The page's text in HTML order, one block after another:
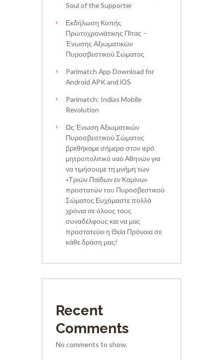
Soul of the Supporter
Εκδήλωση Κοπής
Πρωτοχρονιάτικης Πίτας –
Ένωσης Αξιωματικών
Πυροσβεστικού Σώματος
Parimatch App Download for
Android APK and iOS
Parimatch: Indias Mobile
Revolution
Ως Ένωση Αξιωματικών
Πυροσβεστικού Σώματος
βρεθήκαμε σήμερα στον ιερό
μητροπολιτικό ναό Αθηνών για
να τιμήσουμε τη μνήμη των
«Τριών Παίδων εν Καμίνω»
προστατών του Πυροσβεστικού
Σώματος Ευχόμαστε πολλά
χρόνια σε όλους τους
συναδέλφους και να μας
προστατεύει η Θεία Πρόνοια σε
κάθε δράση μας!
Recent
Comments
No comments to show.